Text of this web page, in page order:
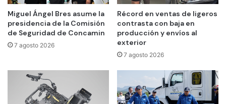
Miguel Ángel Bres asume la
presidencia de la Comisión
de Seguridad de Concamin
7 agosto 2026
Récord en ventas de ligeros
contrasta con baja en
producción y envíos al
exterior
7 agosto 2026